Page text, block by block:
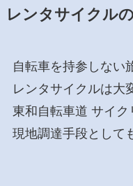
レンタサイクル
自転車を持参しない
レンタサイクルは大
東和自転車道 サイ
現地調達手段として